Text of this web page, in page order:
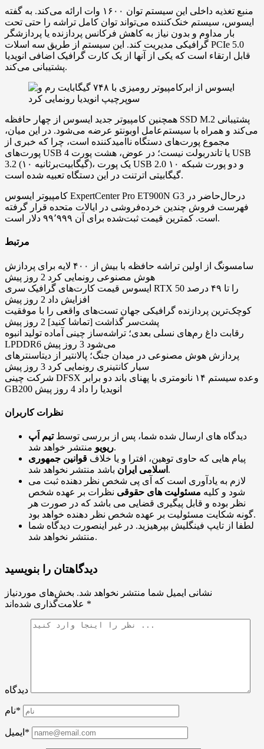
منبع تغذیه داخلی این سیستم توان ۱۶۰۰ وات ارائه می‌کند. به گفته
ایسوس، سیستم خنک‌کننده می‌تواند توان کامل تراشه را حتی تحت
بار مداوم و بدون نیاز به کاهش فرکانس پردازنده یا پردازشگر
گرافیکی مدیریت کند. این سیستم از طریق سه اسلات PCIe 5.0
قابل ارتقاء است که یکی از آنها از یک کارت گرافیک اضافی انویدیا
پشتیبانی می‌کند.
همچنین کامپیوتر جدید ایسوس از چهار حافظه SSD M.2 پشتیبانی
می‌کند و همراه با سیستم‌عامل اوبونتو عرضه می‌شود. در این میان،
مجموع پورت‌های دستگاه ناامیدکننده است، چرا که خبری از
پورت‌های USB 4 یا تاندربولت نیست؛ در عوض، هشت پورت USB
3.2 (۱۰ گیگابیت‌برثانیه)، یک پورت USB 2.0 و دو پورت شبکه ۱۰
گیگابیتی اترتنت در این دستگاه تعبیه شده است.
کامپیوتر ایسوس ExpertCenter Pro ET900N G3 در‌حال‌حاضر در
فهرست فروش چندین خرده‌فروشی در ایالات متحده قرار گرفته
است. کمترین قیمت ثبت‌شده برای آن ۹۹٬۹۹۹ دلار است.
مرتبط
سامسونگ از اولین تراشه حافظه با بیش از ۴۰۰ لایه برای پردازش
هوش مصنوعی رونمایی کرد 2 روز پیش
ایسوس قیمت کارت‌های گرافیک سری RTX 50 را تا ۴۹ درصد
افزایش داد 2 روز پیش
کوچک‌ترین پردازنده گرافیکی جهان تست‌های واقعی را با موفقیت
پشت‌سر گذاشت [تماشا کنید] 2 روز پیش
رقابت داغ رم‌های نسلی بعدی؛ تراشه‌ساز چینی آماده‌ تولید انبوه
LPDDR6 می‌شود 3 روز پیش
پردازش هوش مصنوعی در میدان جنگ؛ پالانتیر از دیتاسنترهای
سیار کانتینری رونمایی کرد 3 روز پیش
شرکت چینی DFSX وعده سیستم ۱۴ نانومتری با پهنای باند دو برابر
GB200 انویدیا را داد 4 روز پیش
نظرات کاربران
دیدگاه های ارسال شده شما، پس از بررسی توسطتیم اَپ
ریویومنتشر خواهد شد.
پیام هایی که حاوی توهین، افترا و یا خلاف قوانین جمهوری
اسلامی ایران باشد منتشر نخواهد شد.
لازم به یادآوری است که آی پی شخص نظر دهنده ثبت می
شود و کلیه مسئولیت های حقوقی نظرات بر عهده شخص
نظر بوده و قابل پیگیری قضایی می باشد که در صورت هر
گونه شکایت مسئولیت بر عهده شخص نظر دهنده خواهد بود.
لطفا از تایپ فینگلیش بپرهیزید. در غیر اینصورت دیدگاه شما
منتشر نخواهد شد.
دیدگاهتان را بنویسید
نشانی ایمیل شما منتشر نخواهد شد. بخش‌های موردنیاز
*
دیدگاه
نام*
ایمیل*